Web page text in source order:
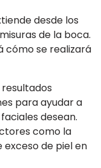
desde los
de la boca.
cómo se realizará
para ayudar a
desean.
como la
exceso de piel en